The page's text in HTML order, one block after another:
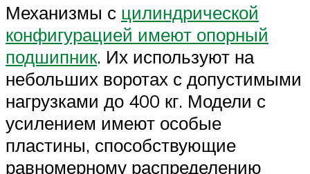
Механизмы с цилиндрической
конфигурацией имеют опорный
подшипник. Их используют на
небольших воротах с допустимыми
нагрузками до 400 кг. Модели с
усилением имеют особые
пластины, способствующие
равномерному распределению